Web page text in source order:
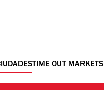
TIME OUT MARKETS